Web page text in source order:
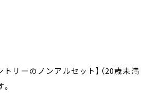
リーのノンアルセット】（20歳未満